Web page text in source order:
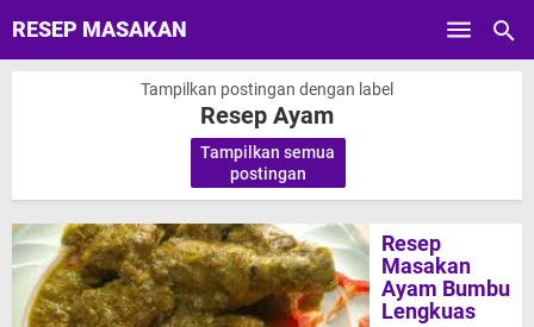
Skip to main content
RESEP MASAKAN
Tampilkan postingan dengan label
Resep Ayam
Tampilkan semua
postingan
Resep
Masakan
Ayam Bumbu
Lengkuas